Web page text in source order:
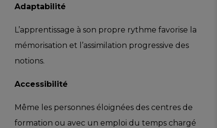
Adaptabilité
L’apprentissage à son propre rythme favorise la
mémorisation et l’assimilation progressive des
notions.
Accessibilité
Même les personnes éloignées des centres de
formation ou avec un emploi du temps chargé